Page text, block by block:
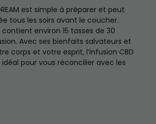
est simple à préparer et peut
tous les soirs avant le coucher.
environ 15 tasses de 30
Avec ses bienfaits salvateurs et
corps et votre esprit, l’infusion CBD
idéal pour vous réconcilier avec les